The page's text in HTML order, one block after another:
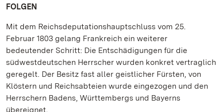
FOLGEN
Mit dem Reichsdeputationshauptschluss vom 25.
Februar 1803 gelang Frankreich ein weiterer
bedeutender Schritt: Die Entschädigungen für die
südwestdeutschen Herrscher wurden konkret vertraglich
geregelt. Der Besitz fast aller geistlicher Fürsten, von
Klöstern und Reichsabteien wurde eingezogen und den
Herrschern Badens, Württembergs und Bayerns
übereignet.